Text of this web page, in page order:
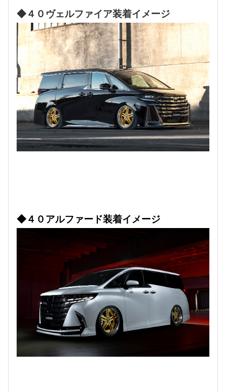
◆４０ヴェルファイア装着イメージ
◆４０アルファード装着イメージ